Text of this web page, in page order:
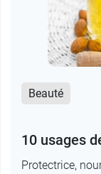
Beauté
10 usages
Protectrice,